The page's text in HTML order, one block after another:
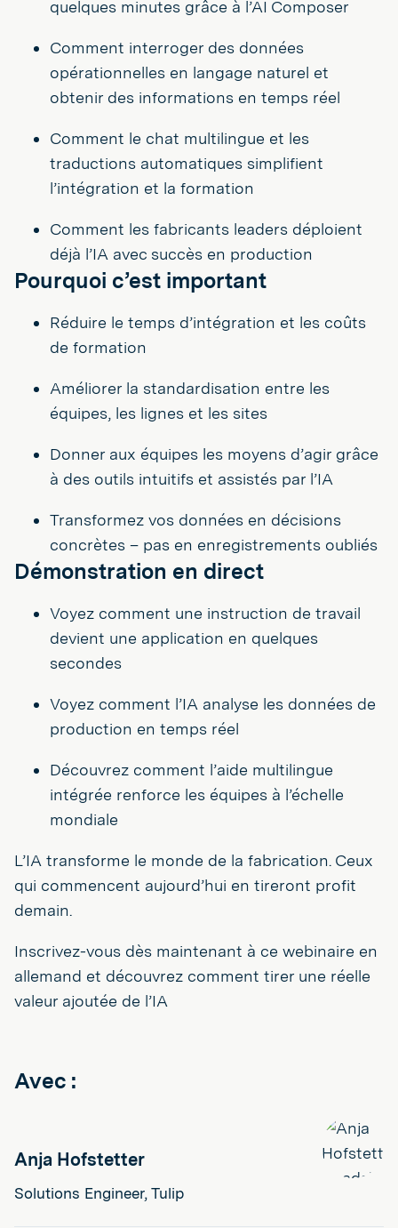
quelques minutes grâce à l’AI Composer
Comment interroger des données
opérationnelles en langage naturel et
obtenir des informations en temps réel
Comment le chat multilingue et les
traductions automatiques simplifient
l’intégration et la formation
Comment les fabricants leaders déploient
déjà l’IA avec succès en production
Pourquoi c’est important
Réduire le temps d’intégration et les coûts
de formation
Améliorer la standardisation entre les
équipes, les lignes et les sites
Donner aux équipes les moyens d’agir grâce
à des outils intuitifs et assistés par l’IA
Transformez vos données en décisions
concrètes – pas en enregistrements oubliés
Démonstration en direct
Voyez comment une instruction de travail
devient une application en quelques
secondes
Voyez comment l’IA analyse les données de
production en temps réel
Découvrez comment l’aide multilingue
intégrée renforce les équipes à l’échelle
mondiale
L’IA transforme le monde de la fabrication. Ceux
qui commencent aujourd’hui en tireront profit
demain.
Inscrivez-vous dès maintenant à ce webinaire en
allemand et découvrez comment tirer une réelle
valeur ajoutée de l’IA
Avec :
Anja Hofstetter
Solutions Engineer, Tulip